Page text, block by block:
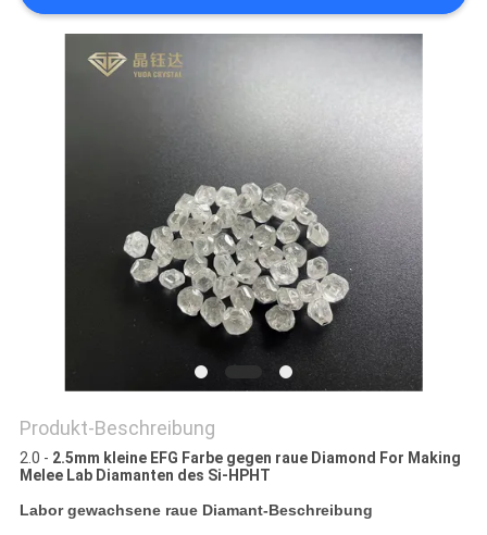
FÄLLE
Produkt-Beschreibung
2.0 - 2.5mm kleine EFG Farbe gegen raue Diamond For Making
Melee Lab Diamanten des Si-HPHT
Labor gewachsene raue Diamant-Beschreibung